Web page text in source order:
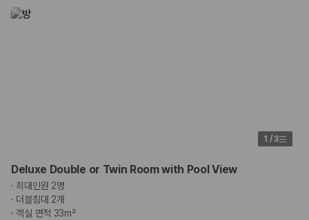
제주렌트카 보험까지 비교해야 진짜 가격비교입
2000만 고객이 선택한 렌트카 가격비교 플랫폼
카모아는 제주렌트카부터 국내·해외 렌트카까지 비교할 수 있는 렌트카 가
1 / 3
Deluxe Double or Twin Room with Pool View
· 최대인원 2명
· 더블침대 2개
·객실 면적 33m²